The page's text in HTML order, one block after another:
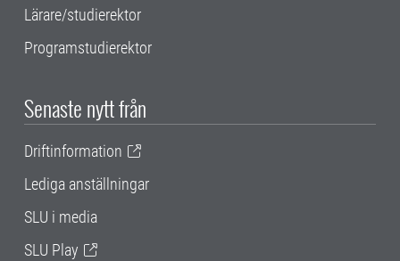
Lärare/studierektor
Programstudierektor
Senaste nytt från
Driftinformation
Lediga anställningar
SLU i media
SLU Play